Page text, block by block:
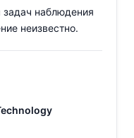
задач наблюдения
неизвестно.